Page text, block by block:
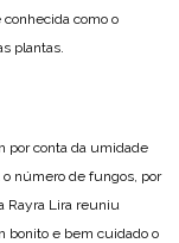
como o
plantas.
por conta da umidade
número de fungos, por
Rayra Lira reuniu
bonito e bem cuidado o